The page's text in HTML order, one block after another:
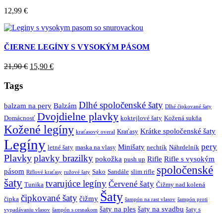
12,99 €
ČIERNE LEGÍNY S VYSOKÝM PÁSOM
21,90€ 15,90 €
Tags
balzam na pery Balzám Dlhé spoločenské šaty Dlhé čipkované šaty
Domácnosť Dvojdielne plavky koktejlové šaty Kožená sukňa
Kožené legíny kraťasový overal Kraťasy Krátke spoločenské šaty
Legíny letné šaty maska na vlasy Minišaty nechtík Náhrdelník pery
Plavky plavky brazilky pokožka push up Rifle Rifle s vysokým
pásom Riflové kraťasy ružové šaty Sako Sandále slim rifle spoločenské
šaty Tunika tvarujúce legíny Červené šaty Čižmy nad kolená
čipka čipkované šaty čižmy Šaty šampón na rast vlasov šampón proti
vypadávaniu vlasov šampón s cesnakom šaty na ples šaty na svadbu šaty s